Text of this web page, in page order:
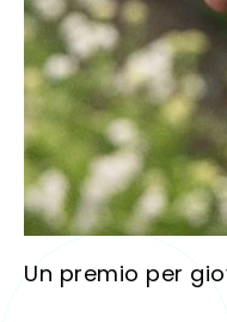
Un premio per